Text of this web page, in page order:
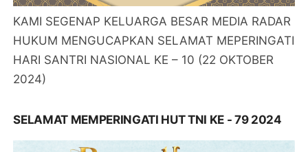
KAMI SEGENAP KELUARGA BESAR MEDIA RADAR
HUKUM MENGUCAPKAN SELAMAT MEPERINGATI
HARI SANTRI NASIONAL KE – 10 (22 OKTOBER
2024)
SELAMAT MEMPERINGATI HUT TNI KE - 79 2024